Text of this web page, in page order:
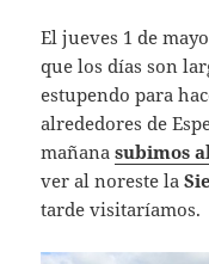
El jueves 1 de
que los días son
estupendo para
alrededores de
mañanasubimos
ver al noreste la
tarde visitaríamos.